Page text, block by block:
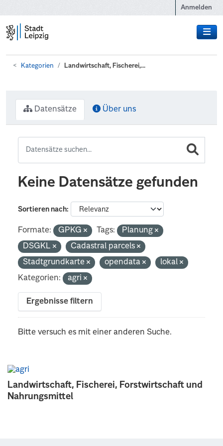
Anmelden
Kategorien Landwirtschaft, Fischerei,...
Landwirtschaft, Fischerei, Forstwirtschaft und
Nahrungsmittel
Datensätze Über uns
Keine Datensätze gefunden
Sortieren nach
Formate: GPKG Tags:
Planung
DSGKL
Cadastral parcels
Stadtgrundkarte
opendata
lokal
Kategorien:
agri
Ergebnisse filtern
Bitte versuch es mit einer anderen Suche.